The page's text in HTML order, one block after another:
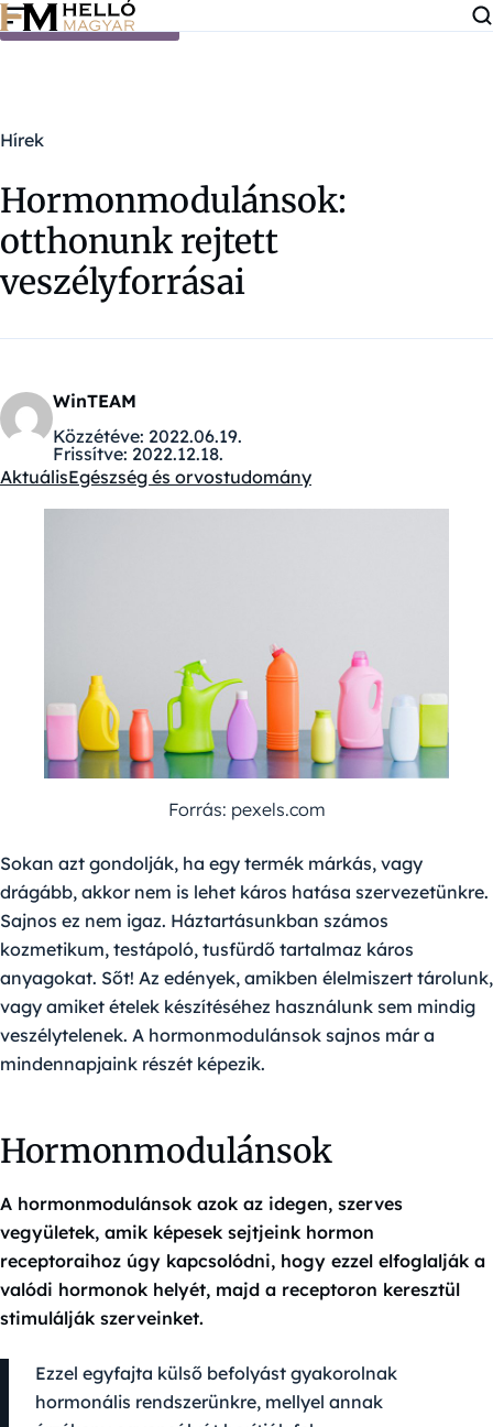
Ugrás a tartalomra
Hírek
Hormonmodulánsok:
otthonunk rejtett
veszélyforrásai
WinTEAM
Közzétéve: 2022.06.19.
Frissítve: 2022.12.18.
Kategóriák:
AktuálisEgészség és orvostudomány
Forrás: pexels.com
Sokan azt gondolják, ha egy termék márkás, vagy
drágább, akkor nem is lehet káros hatása szervezetünkre.
Sajnos ez nem igaz. Háztartásunkban számos
kozmetikum, testápoló, tusfürdő tartalmaz káros
anyagokat. Sőt! Az edények, amikben élelmiszert tárolunk,
vagy amiket ételek készítéséhez használunk sem mindig
veszélytelenek. A hormonmodulánsok sajnos már a
mindennapjaink részét képezik.
Hormonmodulánsok
A hormonmodulánsok azok az idegen, szerves
vegyületek, amik képesek sejtjeink hormon
receptoraihoz úgy kapcsolódni, hogy ezzel elfoglalják a
valódi hormonok helyét, majd a receptoron keresztül
stimulálják szerveinket.
Ezzel egyfajta külső befolyást gyakorolnak
hormonális rendszerünkre, mellyel annak